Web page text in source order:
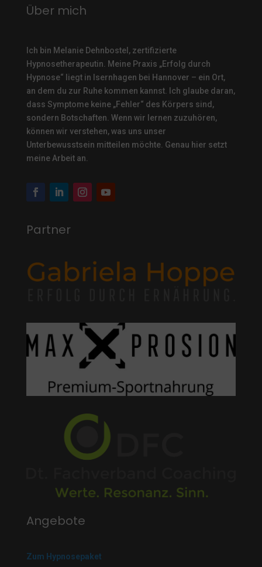
Über mich
Ich bin Melanie Dehnbostel, zertifizierte
Hypnosetherapeutin.
Meine Praxis „Erfolg durch
Hypnose“ liegt in Isernhagen bei Hannover – ein Ort,
an dem du zur Ruhe kommen kannst. Ich glaube daran,
dass Symptome keine „Fehler“ des Körpers sind,
sondern Botschaften. Wenn wir lernen zuzuhören,
können wir verstehen, was uns unser
Unterbewusstsein mitteilen möchte. Genau hier setzt
meine Arbeit an.
Partner
Angebote
Zum Hypnosepaket